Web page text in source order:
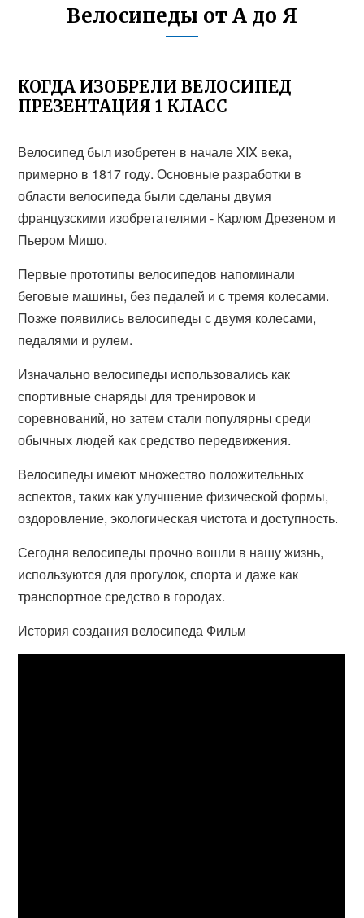
Велосипеды от А до Я
КОГДА ИЗОБРЕЛИ ВЕЛОСИПЕД
ПРЕЗЕНТАЦИЯ 1 КЛАСС
Велосипед был изобретен в начале XIX века,
примерно в 1817 году. Основные разработки в
области велосипеда были сделаны двумя
французскими изобретателями - Карлом Дрезеном и
Пьером Мишо.
Первые прототипы велосипедов напоминали
беговые машины, без педалей и с тремя колесами.
Позже появились велосипеды с двумя колесами,
педалями и рулем.
Изначально велосипеды использовались как
спортивные снаряды для тренировок и
соревнований, но затем стали популярны среди
обычных людей как средство передвижения.
Велосипеды имеют множество положительных
аспектов, таких как улучшение физической формы,
оздоровление, экологическая чистота и доступность.
Сегодня велосипеды прочно вошли в нашу жизнь,
используются для прогулок, спорта и даже как
транспортное средство в городах.
История создания велосипеда Фильм